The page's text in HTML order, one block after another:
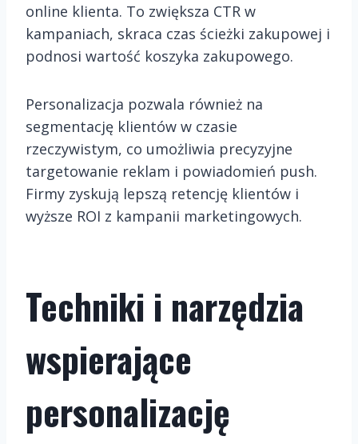
online klienta. To zwiększa CTR w
kampaniach, skraca czas ścieżki zakupowej i
podnosi wartość koszyka zakupowego.
Personalizacja pozwala również na
segmentację klientów w czasie
rzeczywistym, co umożliwia precyzyjne
targetowanie reklam i powiadomień push.
Firmy zyskują lepszą retencję klientów i
wyższe ROI z kampanii marketingowych.
Techniki i narzędzia
wspierające
personalizację